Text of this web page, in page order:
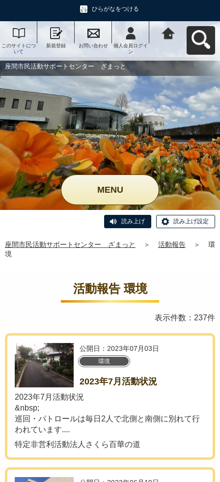
ひらがなをつける
このサイトにつ
いて
新規登録 お問い合わせ
個人会員ログイ
ン
ー ざまっとへ
座間市民活動サポートセンター ざまっと
MENU
読み上げ 読み上げ設定
座間市民活動サポートセンター ざまっと ＞ 活動報告 ＞
環
境
活動報告 環境
表示件数：237件
公開日：2023年07月03日
環境
2023年7月活動状況
2023年7月活動状況
&nbsp;
巡回・パトロールは毎日2人で北側と南側に別れて行
われています....
特定非営利活動法人さくら百華の道